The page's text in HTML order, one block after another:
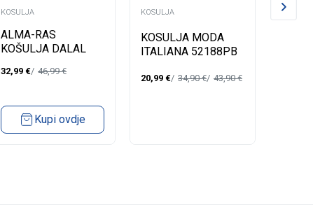
KOSULJA
ALMA-RAS
KOŠULJA DALAL
32,99 € 46,99€
Kupi ovdje
KOSULJA
KOSULJA MODA
ITALIANA 52188PB
20,99 € 34,90€ 43,90€